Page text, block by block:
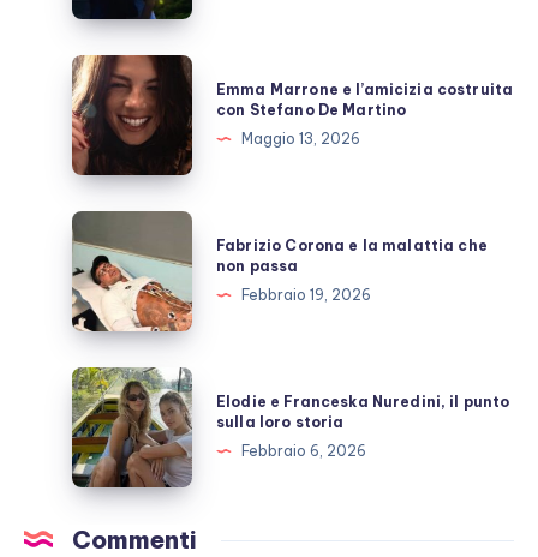
Berruti
allo
scoperto
Emma
Marrone
e
l’amicizia
costruita
con
Stefano
De
Martino
Emma Marrone e l’amicizia costruita
con Stefano De Martino
Maggio 13, 2026
Fabrizio
Corona
e
la
malattia
che
non
passa
Fabrizio Corona e la malattia che
non passa
Febbraio 19, 2026
Elodie
e
Franceska
Nuredini,
punto
Elodie e Franceska Nuredini, il punto
sulla loro storia
Febbraio 6, 2026
Commenti